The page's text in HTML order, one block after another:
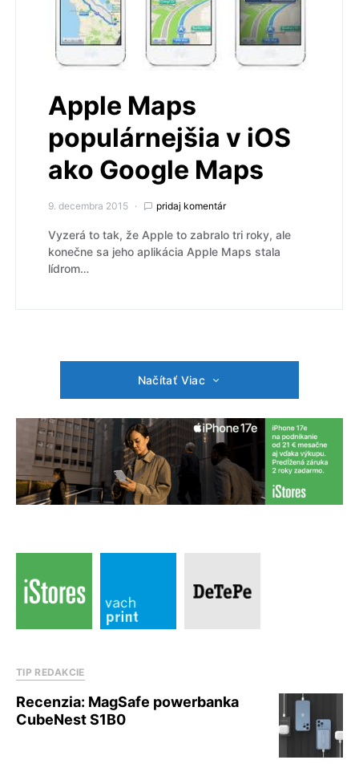
Apple Maps
populárnejšia v iOS
ako Google Maps
9. decembra 2015 pridaj komentár
Vyzerá to tak, že Apple to zabralo tri roky, ale
konečne sa jeho aplikácia Apple Maps stala
lídrom…
Načítať Viac
TIP REDAKCIE
Recenzia: MagSafe powerbanka
CubeNest S1B0